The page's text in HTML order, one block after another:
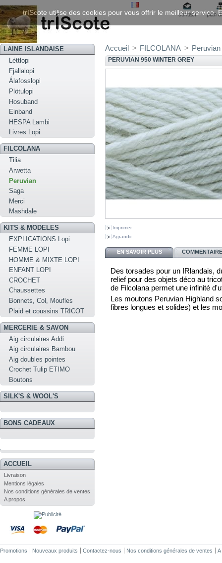
contact plan
LAINE ISLANDAISE
Léttlopi
Fjallalopi
Álafosslopi
Plötulopi
Hosuband
Einband
HESPA Lambi
Livres Lopi
FILCOLANA
Tilia
Arwetta
Peruvian
Saga
Merci
Mashdale
KITS & MODELES
EXPLICATIONS Lopi
FEMME LOPI
HOMME & MIXTE LOPI
ENFANT LOPI
CROCHET
Chaussettes
Bonnets, Col, Moufles
Plaid et coussins TRICOT
MERCERIE & SAVON
Aig circulaires Addi
Aig circulaires Bambou
Aig doubles pointes
Crochet Tulip ETIMO
Boutons
SILK'S & WOOL'S
BONS CADEAUX
ACCUEIL
Livraison
Mentions légales
Nos conditions générales de ventes
A propos
Accueil > FILCOLANA > Peruvian
PERUVIAN 950 WINTER GREY
Imprimer
Agrandir
EN SAVOIR PLUS
Des torsades pour un IRlandais,
relief pour des objets déco au
de Filcolana permet une infinité
Les moutons Peruvian Highland
fibres longues et solides) et les
Promotions Nouveaux produits Contactez-nous Nos conditions générales de ventes A
trIScote utilise des cookies pour vous offrir le meilleur